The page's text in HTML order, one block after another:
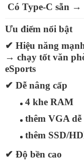
Có Type‑C sẵn →
Ưu điểm nổi bật
✔ Hiệu năng
→ chạy tốt văn
eSports
✔ Dễ nâng cấp
4 khe RAM
thêm VGA dễ
thêm SSD/
✔ Độ bền cao